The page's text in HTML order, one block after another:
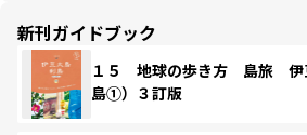
新刊ガイドブック
１５ 地球の歩き方 島旅 伊
島①）３訂版